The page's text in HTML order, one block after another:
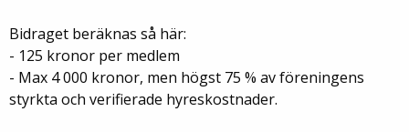
Bidraget beräknas så här:
- 125 kronor per medlem
- Max 4 000 kronor, men högst 75 % av föreningens
styrkta och verifierade hyreskostnader.